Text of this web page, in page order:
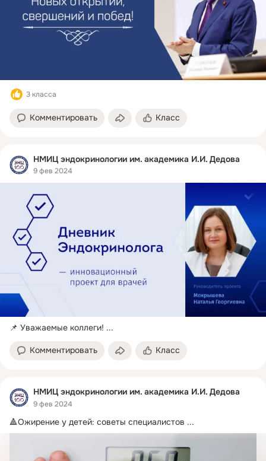
3 класса
Комментировать Класс
НМИЦ эндокринологии им. академика И.И. Дедова
9 фев 2024
📌 Уважаемые коллеги! ...
Комментировать Класс
НМИЦ эндокринологии им. академика И.И. Дедова
9 фев 2024
🔺Ожирение у детей: советы специалистов ...